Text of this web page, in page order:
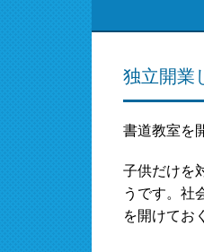
独立開業
書道教室を
子供だけを
うです。社
を開けてお